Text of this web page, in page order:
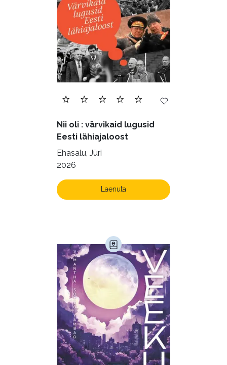
Nii oli : värvikaid lugusid
Eesti lähiajaloost
Ehasalu, Jüri
2026
Laenuta